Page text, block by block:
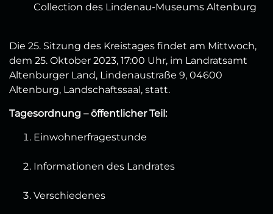
Collection des Lindenau-Museums Altenburg
Die 25. Sitzung des Kreistages findet am Mittwoch,
dem 25. Oktober 2023, 17:00 Uhr, im Landratsamt
Altenburger Land, Lindenaustraße 9, 04600
Altenburg, Landschaftssaal, statt.
Tagesordnung – öffentlicher Teil:
Einwohnerfragestunde
Informationen des Landrates
Verschiedenes